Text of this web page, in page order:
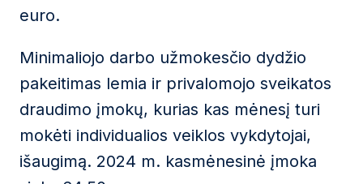
euro.
Minimaliojo darbo užmokesčio dydžio
pakeitimas lemia ir privalomojo sveikatos
draudimo įmokų, kurias kas mėnesį turi
mokėti individualios veiklos vykdytojai,
išaugimą. 2024 m. kasmėnesinė įmoka